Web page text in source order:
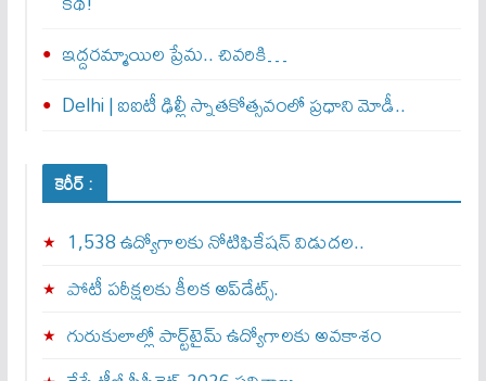
ఇద్దరమ్మాయిల ప్రేమ.. చివరికి…
Delhi | ఐఐటీ ఢిల్లీ స్నాతకోత్సవంలో ప్రధాని మోడీ..
కెరీర్ :
1,538 ఉద్యోగాలకు నోటిఫికేషన్ విడుదల..
పోటీ పరీక్షలకు కీలక అప్‌డేట్స్.
గురుకులాల్లో పార్ట్‌టైమ్ ఉద్యోగాలకు అవకాశం